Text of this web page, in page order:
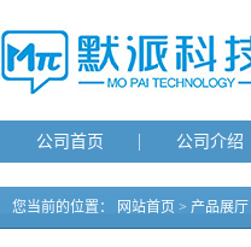
公司首页 公司介绍
您当前的位置： 网站首页 > 产品展厅